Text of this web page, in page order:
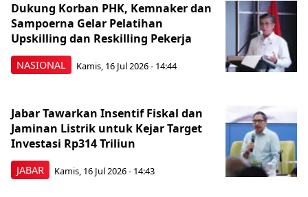
NASIONAL
Dukung Korban PHK, Kemnaker dan
Sampoerna Gelar Pelatihan
Upskilling dan Reskilling Pekerja
Kamis, 16 Jul 2026 - 14:44
JABAR
Jabar Tawarkan Insentif Fiskal dan
Jaminan Listrik untuk Kejar Target
Investasi Rp314 Triliun
Kamis, 16 Jul 2026 - 14:43